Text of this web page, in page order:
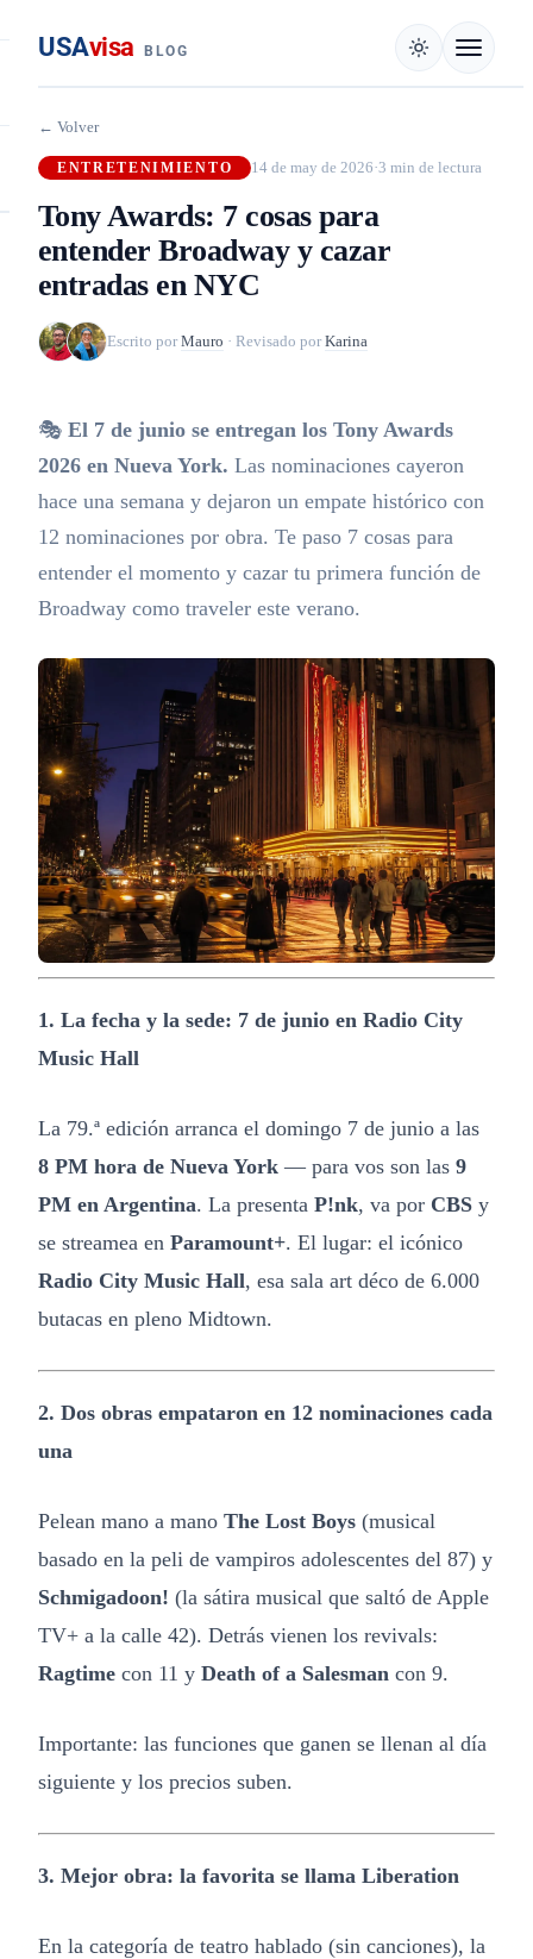
USAvisa BLOG
← Volver
ENTRETENIMIENTO 14 de may de 2026·3 min de lectura
Tony Awards: 7 cosas para
entender Broadway y cazar
entradas en NYC
Escrito por Mauro · Revisado por Karina
🎭 El 7 de junio se entregan los Tony Awards
2026 en Nueva York. Las nominaciones cayeron
hace una semana y dejaron un empate histórico con
12 nominaciones por obra. Te paso 7 cosas para
entender el momento y cazar tu primera función de
Broadway como traveler este verano.
1. La fecha y la sede: 7 de junio en Radio City
Music Hall
La 79.ª edición arranca el domingo 7 de junio a las
8 PM hora de Nueva York — para vos son las 9
PM en Argentina. La presenta P!nk, va por CBS y
se streamea en Paramount+. El lugar: el icónico
Radio City Music Hall, esa sala art déco de 6.000
butacas en pleno Midtown.
2. Dos obras empataron en 12 nominaciones cada
una
Pelean mano a mano The Lost Boys (musical
basado en la peli de vampiros adolescentes del 87) y
Schmigadoon! (la sátira musical que saltó de Apple
TV+ a la calle 42). Detrás vienen los revivals:
Ragtime con 11 y Death of a Salesman con 9.
Importante: las funciones que ganen se llenan al día
siguiente y los precios suben.
3. Mejor obra: la favorita se llama Liberation
En la categoría de teatro hablado (sin canciones), la